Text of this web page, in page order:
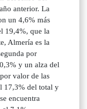
anterior. La
un 4,6% más
19,4%, que la
Almería es la
por
y un alza del
valor de las
17,3% del total y
encuentra